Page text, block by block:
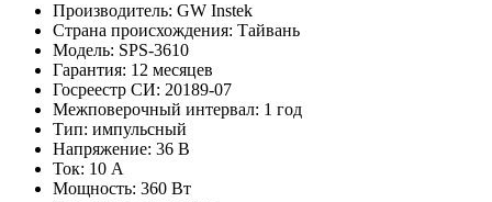
Производитель: GW Instek
Страна происхождения: Тайвань
Модель: SPS-3610
Гарантия: 12 месяцев
Госреестр СИ: 20189-07
Межповерочный интервал: 1 год
Тип: импульсный
Напряжение: 36 В
Ток: 10 А
Мощность: 360 Вт